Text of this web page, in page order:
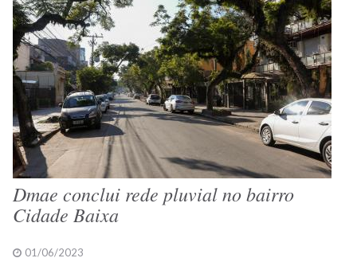
Dmae conclui rede pluvial no bairro
Cidade Baixa
01/06/2023